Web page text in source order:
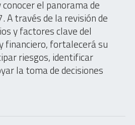
el panorama de
A través de la revisión de
y factores clave del
financiero, fortalecerá su
riesgos, identificar
la toma de decisiones